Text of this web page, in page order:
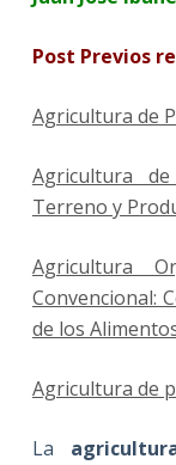
Post Previos
Agricultura de
Agricultura
Terreno y
Agricultura
Convencional:
de los
Agricultura de
La